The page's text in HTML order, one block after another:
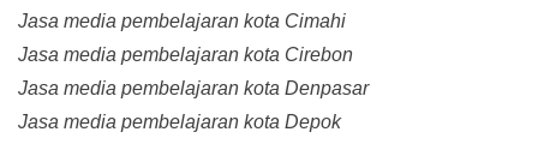
Jasa media pembelajaran kota Cimahi
Jasa media pembelajaran kota Cirebon
Jasa media pembelajaran kota Denpasar
Jasa media pembelajaran kota Depok